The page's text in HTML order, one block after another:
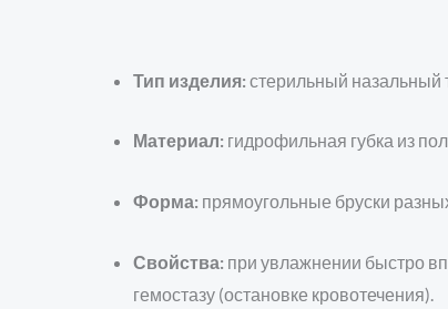
Тип изделия: стерильный назальный
Материал: гидрофильная губка из
Форма: прямоугольные бруски
Свойства: при увлажнении быстро
гемостазу (остановке кровотечения).